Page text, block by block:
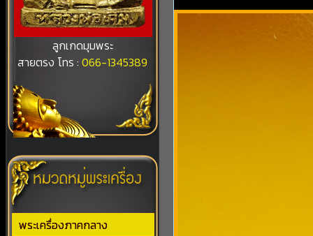
ลูกเกดมุมพระ
สายตรง โทร :066-1345389
พระเครื่องภาคกลาง